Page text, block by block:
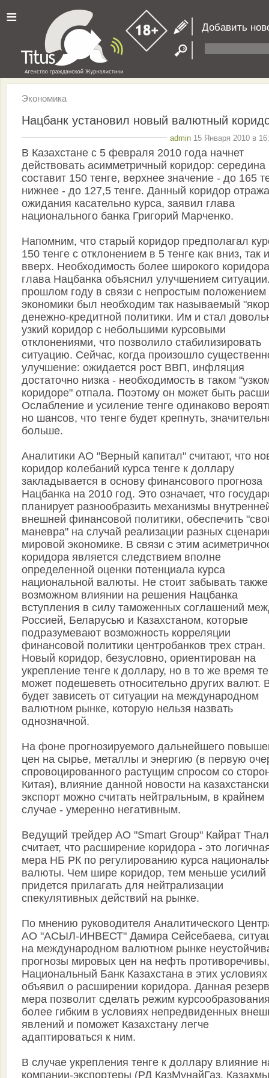
≡ Добавить
Экономика
Нацбанк установил новый валютный
admin 15 Января 2010 в
В Казахстане с 5 февраля 2010 года начнет
действовать асимметричный коридор: середина
составит 150 тенге, верхнее значение - до 165
нижнее - до 127,5 тенге. Данный коридор
ожидания касательно курса, заявил глава
национального банка Григорий Марченко.
Напомним, что старый коридор предполагал
150 тенге с отклонением в 5 тенге как вниз, так и
вверх. Необходимость более широкого коридора
глава Нацбанка объяснил улучшением
прошлом году в связи с непростым положением
экономики был необходим так называемый
денежно-кредитной политики. Им и стал
узкий коридор с небольшими курсовыми
отклонениями, что позволило стабилизировать
ситуацию. Сейчас, когда произошло
улучшение: ожидается рост ВВП, инфляция
достаточно низка - необходимость в таком
коридоре" отпала. Поэтому он может быть
Ослабление и усиление тенге одинаково
но шансов, что тенге будет крепнуть,
больше.
Аналитики АО "Верный капитал" считают, что
коридор колебаний курса тенге к доллару
закладывается в основу финансового прогноза
Нацбанка на 2010 год. Это означает, что
планирует разнообразить механизмы
внешней финансовой политики, обеспечить
маневра" на случай реализации разных
мировой экономике. В связи с этим
коридора является следствием вполне
определенной оценки потенциала курса
национальной валюты. Не стоит забывать
возможном влиянии на решения Нацбанка
вступления в силу таможенных соглашений
Россией, Беларусью и Казахстаном, которые
подразумевают возможность корреляции
финансовой политики центробанков трех стран.
Новый коридор, безусловно, ориентирован на
укрепление тенге к доллару, но в то же время
может подешеветь относительно других валют.
будет зависеть от ситуации на международном
валютном рынке, которую нельзя назвать
однозначной.
На фоне прогнозируемого дальнейшего
цен на сырье, металлы и энергию (в первую
спровоцированного растущим спросом со
Китая), влияние данной новости на
экспорт можно считать нейтральным, в крайнем
случае - умеренно негативным.
Ведущий трейдер АО "Smart Group" Кайрат
считает, что расширение коридора - это
мера НБ РК по регулированию курса
валюты. Чем шире коридор, тем меньше усилий
придется прилагать для нейтрализации
спекулятивных действий на рынке.
По мнению руководителя Аналитического
АО "АСЫЛ-ИНВЕСТ" Дамира Cейсебаева,
на международном валютном рынке
прогнозы мировых цен на нефть
Национальный Банк Казахстана в этих условиях
объявил о расширении коридора. Данная
мера позволит сделать режим
более гибким в условиях непредвиденных
явлений и поможет Казахстану легче
адаптироваться к ним.
В случае укрепления тенге к доллару влияние
компании-экспортеры (РД КазМунайГаз,